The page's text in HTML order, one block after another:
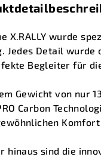
X.RALLY wurde
Jedes Detail
Begleiter für
Gewicht von nur
Carbon
hinaus sind die